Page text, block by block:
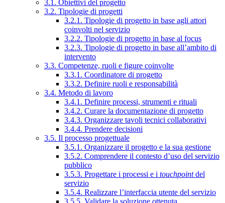
3.1. Obiettivi del progetto
3.2. Tipologie di progetti
3.2.1. Tipologie di progetto in base agli attori
coinvolti nel servizio
3.2.2. Tipologie di progetto in base al focus
3.2.3. Tipologie di progetto in base all’ambito di
intervento
3.3. Competenze, ruoli e figure coinvolte
3.3.1. Coordinatore di progetto
3.3.2. Definire ruoli e responsabilità
3.4. Metodo di lavoro
3.4.1. Definire processi, strumenti e rituali
3.4.2. Curare la documentazione di progetto
3.4.3. Organizzare tavoli tecnici collaborativi
3.4.4. Prendere decisioni
3.5. Il processo progettuale
3.5.1. Organizzare il progetto e la sua gestione
3.5.2. Comprendere il contesto d’uso del servizio
pubblico
3.5.3. Progettare i processi e i touchpointdel
servizio
3.5.4. Realizzare l’interfaccia utente del servizio
3.5.5. Validare la soluzione ottenuta